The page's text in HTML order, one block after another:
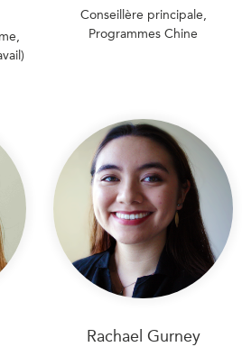
Conseillère principale,
Programmes Chine
Rachael Gurney